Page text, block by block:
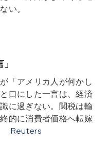
い。
「アメリカ人が何かし
口にした一言は、経済
に過ぎない。関税は輸
的に消費者価格へ転嫁
Reuters